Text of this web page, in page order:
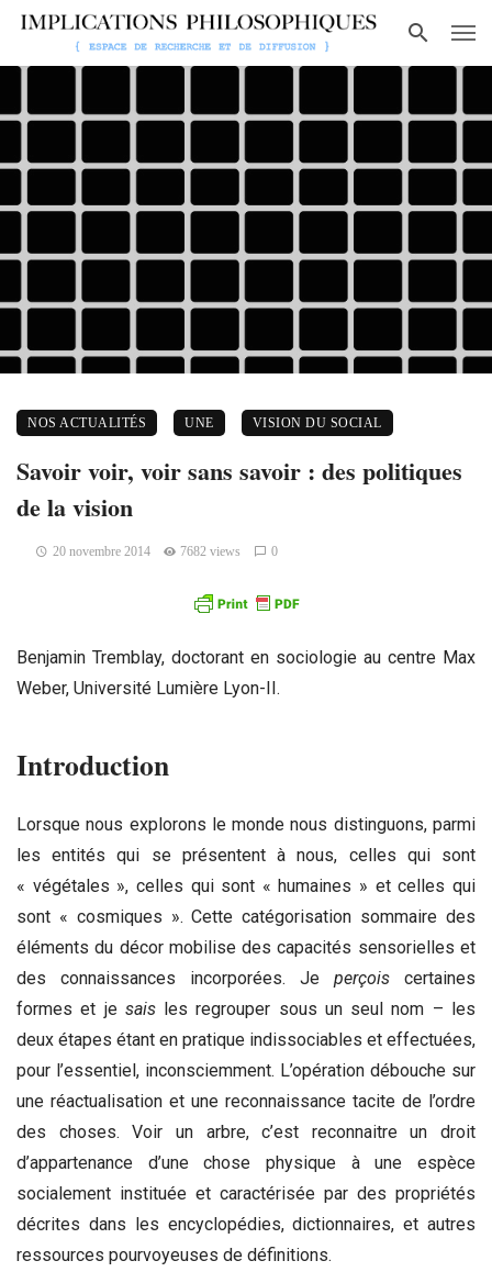
NOS ACTUALITÉS UNE VISION DU SOCIAL
Savoir voir, voir sans savoir : des politiques
de la vision
20 novembre 2014 7682 views 0
Benjamin Tremblay, doctorant en sociologie au centre Max
Weber, Université Lumière Lyon-II.
Introduction
Lorsque nous explorons le monde nous distinguons, parmi
les entités qui se présentent à nous, celles qui sont
« végétales », celles qui sont « humaines » et celles qui
sont « cosmiques ». Cette catégorisation sommaire des
éléments du décor mobilise des capacités sensorielles et
des connaissances incorporées. Je perçois certaines
formes et je saisles regrouper sous un seul nom – les
deux étapes étant en pratique indissociables et effectuées,
pour l’essentiel, inconsciemment. L’opération débouche sur
une réactualisation et une reconnaissance tacite de l’ordre
des choses. Voir un arbre, c’est reconnaitre un droit
d’appartenance d’une chose physique à une espèce
socialement instituée et caractérisée par des propriétés
décrites dans les encyclopédies, dictionnaires, et autres
ressources pourvoyeuses de définitions.